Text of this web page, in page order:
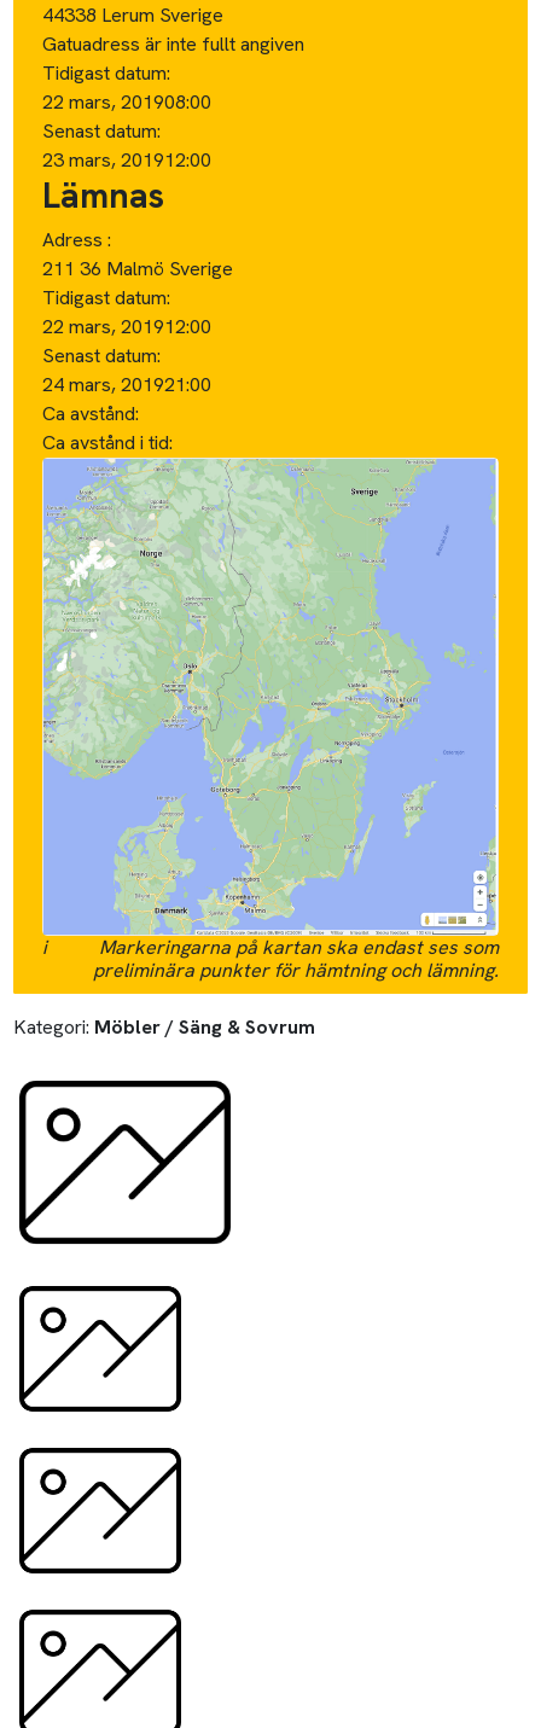
44338 Lerum Sverige
Gatuadress är inte fullt angiven
Tidigast datum:
22 mars, 201908:00
Senast datum:
23 mars, 201912:00
Lämnas
Adress :
211 36 Malmö Sverige
Tidigast datum:
22 mars, 201912:00
Senast datum:
24 mars, 201921:00
Ca avstånd:
Ca avstånd i tid:
i
Markeringarna på kartan ska endast ses som
preliminära punkter för hämtning och lämning.
Kategori: Möbler / Säng & Sovrum